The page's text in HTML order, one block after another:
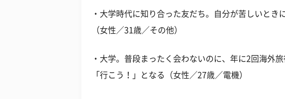
・大学時代に知り合った友だち。自分が苦しいとき
（女性／31歳／その他）
・大学。普段まったく会わないのに、年に2回海外
「行こう！」となる（女性／27歳／電機）